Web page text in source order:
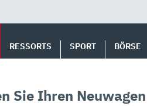
RESSORTS SPORT BÖRSE
Sie Ihren